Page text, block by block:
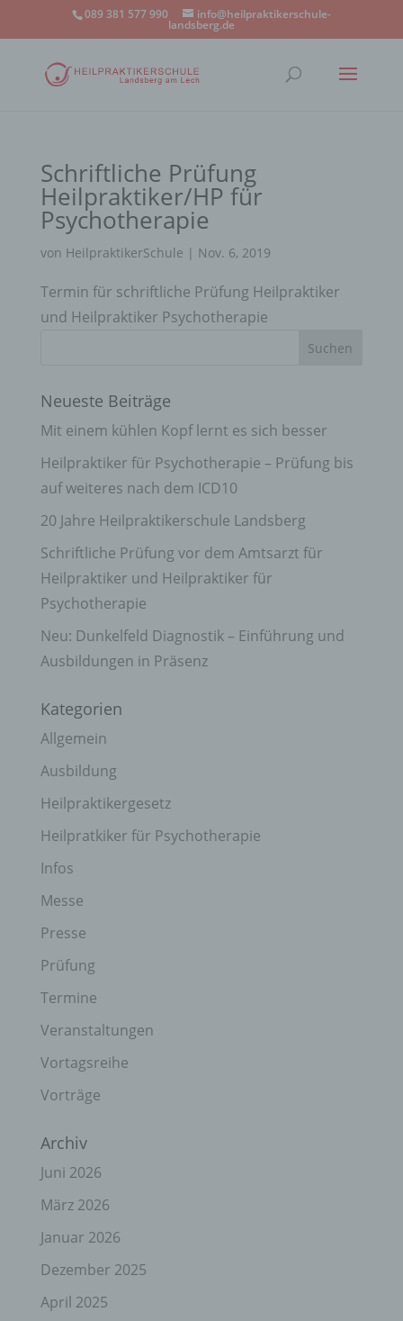
089 381 577 990 info@heilpraktikerschule-
landsberg.de
Schriftliche Prüfung
Heilpraktiker/HP für
Psychotherapie
von HeilpraktikerSchule | Nov. 6, 2019
Termin für schriftliche Prüfung Heilpraktiker
und Heilpraktiker Psychotherapie
Neueste Beiträge
Mit einem kühlen Kopf lernt es sich besser
Heilpraktiker für Psychotherapie – Prüfung bis
auf weiteres nach dem ICD10
20 Jahre Heilpraktikerschule Landsberg
Schriftliche Prüfung vor dem Amtsarzt für
Heilpraktiker und Heilpraktiker für
Psychotherapie
Neu: Dunkelfeld Diagnostik – Einführung und
Ausbildungen in Präsenz
Kategorien
Allgemein
Ausbildung
Heilpraktikergesetz
Heilpratkiker für Psychotherapie
Infos
Messe
Presse
Prüfung
Termine
Veranstaltungen
Vortagsreihe
Vorträge
Archiv
Juni 2026
März 2026
Januar 2026
Dezember 2025
April 2025